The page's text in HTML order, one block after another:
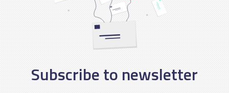
Subscribe to newsletter